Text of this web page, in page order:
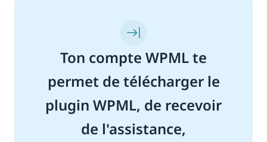
Ton compte WPML te
permet de télécharger le
plugin WPML, de recevoir
de l'assistance,